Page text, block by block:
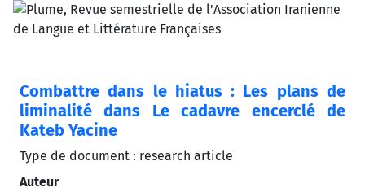
Combattre dans le hiatus : Les plans de
liminalité dans Le cadavre encerclé de
Kateb Yacine
Type de document : research article
Auteur